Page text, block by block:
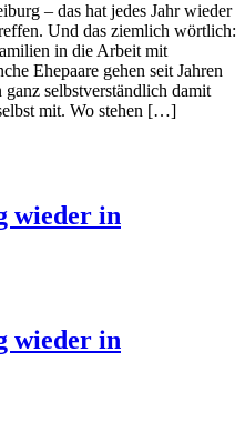
– das hat jedes Jahr wieder
Und das ziemlich wörtlich:
in die Arbeit mit
Ehepaare gehen seit Jahren
selbstverständlich damit
mit. Wo stehen […]
wieder in
wieder in